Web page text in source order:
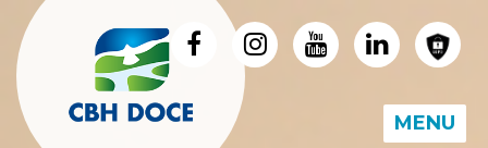
MENU